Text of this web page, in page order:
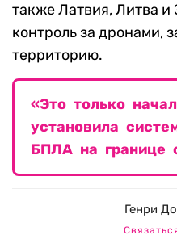
также Латвия, Литва и
контроль за дронами,
территорию.
«Это только
установила
БПЛА на границе
Генри